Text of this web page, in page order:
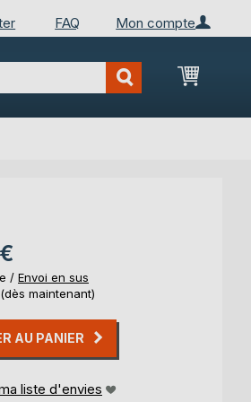
Mon compte
FAQ
Mon
/ Envoi en sus
maintenant)
AU PANIER
liste d'envies